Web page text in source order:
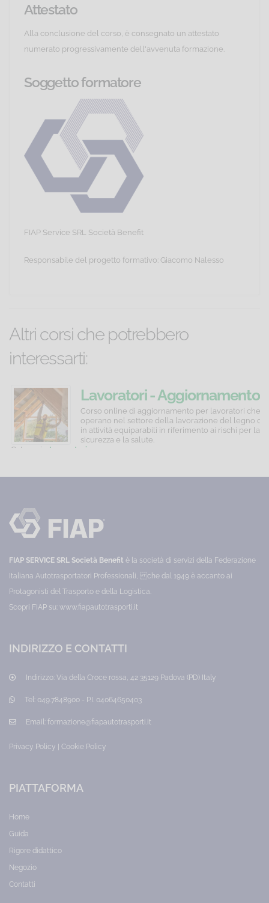
Attestato
Alla conclusione del corso, è consegnato un attestato
numerato progressivamente dell'avvenuta formazione.
Soggetto formatore
FIAP Service SRL Società Benefit
Responsabile del progetto formativo: Giacomo Nalesso
Altri corsi che potrebbero
interessarti:
Strumenti
per
la
gestione
un
Corso
online
formazione
su
e
cassetta
degli
attrezzi
Categoria:
Management
10,00
€
HACCP
e
igiene
alimentare
Commercio
distribuzione
prodotti
non
Corso
online
formazione
per
attività
manipolazione
di
prodotti
sfusi,
non
e
destinati
HACCP
€
Lavoratori - Aggiornamento
quinquennale
Corso online di aggiornamento per lavoratori che
operano nel settore della lavorazione del legno o
in attività equiparabili in riferimento ai rischi per la
sicurezza e la salute.
Categoria: Lavoratori
FIAP SERVICE SRL Società Benefit è la società di servizi della Federazione
Italiana Autotrasportatori Professionali, che dal 1949 è accanto ai
Protagonisti del Trasporto e della Logistica.
Scopri FIAP su: www.fiapautotrasporti.it
INDIRIZZO E CONTATTI
Indirizzo: Via della Croce rossa, 42 35129 Padova (PD) Italy
Tel: 049.7848900 - P.I. 04064650403
Email: formazione@fiapautotrasporti.it
Privacy Policy Cookie Policy
PIATTAFORMA
Home
Guida
Rigore didattico
Negozio
Contatti